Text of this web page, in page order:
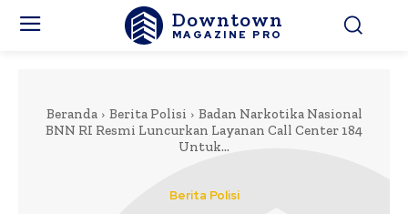
Downtown
MAGAZINE PRO
Beranda Berita Polisi
Badan Narkotika Nasional
BNN RI Resmi Luncurkan Layanan Call Center 184
Untuk...
Berita Polisi